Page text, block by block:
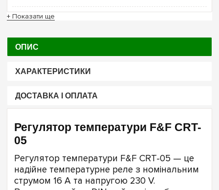
+ Показати ще
ОПИС
ХАРАКТЕРИСТИКИ
ДОСТАВКА І ОПЛАТА
Регулятор температури F&F CRT-
05
Регулятор температури F&F CRT-05 — це
надійне температурне реле з номінальним
струмом 16 А та напругою 230 V.